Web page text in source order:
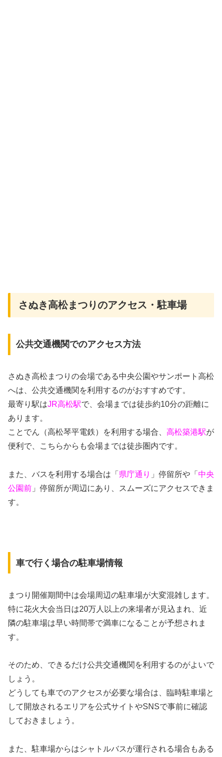
さぬき高松まつりのアクセス・駐車場
公共交通機関でのアクセス方法
さぬき高松まつりの会場である中央公園やサンポート高松
へは、公共交通機関を利用するのがおすすめです。
最寄り駅はJR高松駅で、会場までは徒歩約10分の距離に
あります。
ことでん（高松琴平電鉄）を利用する場合、 高松築港駅が
便利で、こちらからも会場までは徒歩圏内です。
また、バスを利用する場合は「 県庁通り 」停留所や「 中央
公園前 」停留所が周辺にあり、スムーズにアクセスできま
す。
車で行く場合の駐車場情報
まつり開催期間中は会場周辺の駐車場が大変混雑します。
特に花火大会当日は20万人以上の来場者が見込まれ、近
隣の駐車場は早い時間帯で満車になることが予想されま
す。
そのため、できるだけ公共交通機関を利用するのがよいで
しょう。
どうしても車でのアクセスが必要な場合は、臨時駐車場と
して開放されるエリアを公式サイトやSNSで事前に確認
しておきましょう。
また、駐車場からはシャトルバスが運行される場合もある